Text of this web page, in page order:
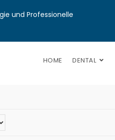
und Professionelle
HOME DENTAL